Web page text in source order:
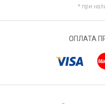
* при
ОПЛАТА